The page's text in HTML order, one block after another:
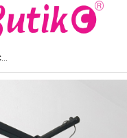
Üye Girişi
KOT CEKET AÇIK MAVI